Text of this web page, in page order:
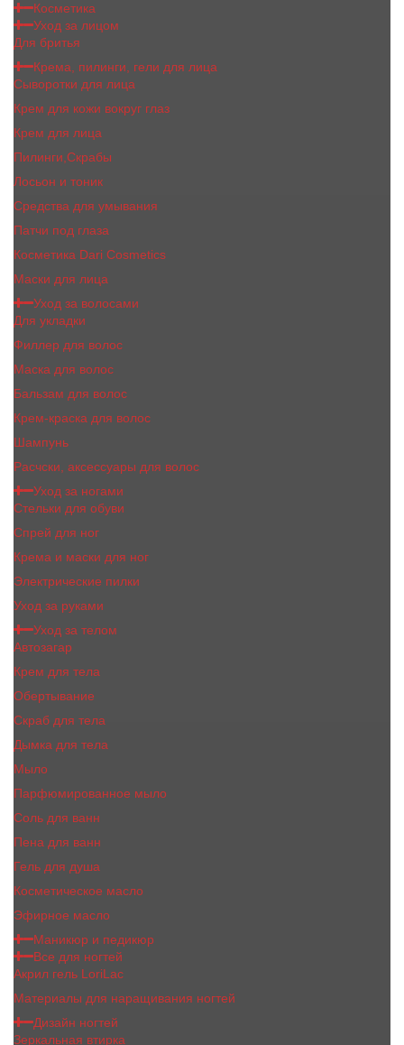
Косметика
Уход за лицом
Для бритья
Крема, пилинги, гели для лица
Сыворотки для лица
Крем для кожи вокруг глаз
Крем для лица
Пилинги,Скрабы
Лосьон и тоник
Средства для умывания
Патчи под глаза
Косметика Dari Cosmetics
Маски для лица
Уход за волосами
Для укладки
Филлер для волос
Маска для волос
Бальзам для волос
Крем-краска для волос
Шампунь
Расчски, аксессуары для волос
Уход за ногами
Стельки для обуви
Спрей для ног
Крема и маски для ног
Электрические пилки
Уход за руками
Уход за телом
Автозагар
Крем для тела
Обертывание
Скраб для тела
Дымка для тела
Мыло
Парфюмированное мыло
Соль для ванн
Пена для ванн
Гель для душа
Косметическое масло
Эфирное масло
Маникюр и педикюр
Все для ногтей
Акрил гель LoriLac
Материалы для наращивания ногтей
Дизайн ногтей
Зеркальная втирка